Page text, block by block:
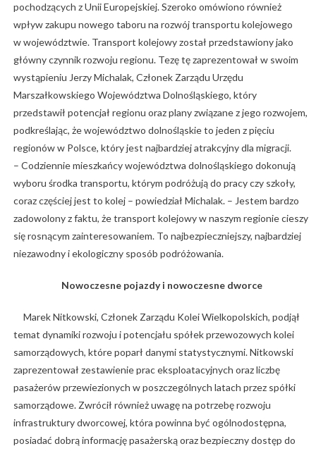
pochodzących z Unii Europejskiej. Szeroko omówiono również
wpływ zakupu nowego taboru na rozwój transportu kolejowego
w województwie. Transport kolejowy został przedstawiony jako
główny czynnik rozwoju regionu. Tezę tę zaprezentował w swoim
wystąpieniu Jerzy Michalak, Członek Zarządu Urzędu
Marszałkowskiego Województwa Dolnośląskiego, który
przedstawił potencjał regionu oraz plany związane z jego rozwojem,
podkreślając, że województwo dolnośląskie to jeden z pięciu
regionów w Polsce, który jest najbardziej atrakcyjny dla migracji.
– Codziennie mieszkańcy województwa dolnośląskiego dokonują
wyboru środka transportu, którym podróżują do pracy czy szkoły,
coraz częściej jest to kolej – powiedział Michalak. – Jestem bardzo
zadowolony z faktu, że transport kolejowy w naszym regionie cieszy
się rosnącym zainteresowaniem. To najbezpieczniejszy, najbardziej
niezawodny i ekologiczny sposób podróżowania.
Nowoczesne pojazdy i nowoczesne dworce
Marek Nitkowski, Członek Zarządu Kolei Wielkopolskich, podjął
temat dynamiki rozwoju i potencjału spółek przewozowych kolei
samorządowych, które poparł danymi statystycznymi. Nitkowski
zaprezentował zestawienie prac eksploatacyjnych oraz liczbę
pasażerów przewiezionych w poszczególnych latach przez spółki
samorządowe. Zwrócił również uwagę na potrzebę rozwoju
infrastruktury dworcowej, która powinna być ogólnodostępna,
posiadać dobrą informację pasażerską oraz bezpieczny dostęp do